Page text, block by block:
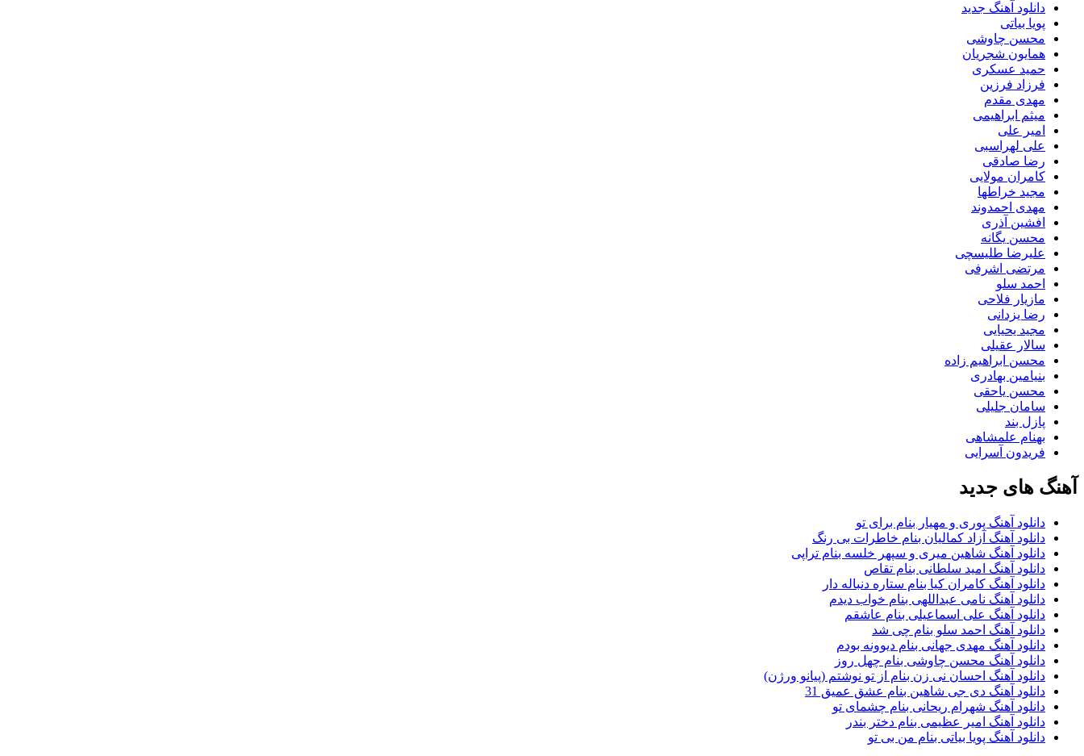
دانلود آهنگ جدید
پویا بیاتی
محسن چاوشی
همایون شجریان
حمید عسکری
فرزاد فرزین
مهدی مقدم
میثم ابراهیمی
امیر علی
علی لهراسبی
رضا صادقی
کامران مولایی
مجید خراطها
مهدی احمدوند
افشین آذری
محسن یگانه
علیرضا طلیسچی
مرتضی اشرفی
احمد سلو
مازیار فلاحی
رضا یزدانی
مجید یحیایی
سالار عقیلی
محسن ابراهیم زاده
بنیامین بهادری
محسن یاحقی
سامان جلیلی
پازل بند
بهنام علمشاهی
فریدون آسرایی
آهنگ های جدید
دانلود آهنگ پوری و مهیار بنام برای تو
دانلود آهنگ آزاد کمالیان بنام خاطرات بی رنگ
دانلود آهنگ شاهین میری و سپهر خلسه بنام تراپی
دانلود آهنگ امید سلطانی بنام تقاص
دانلود آهنگ کامران کیا بنام ستاره دنباله دار
دانلود آهنگ نامی عبداللهی بنام خواب دیدم
دانلود آهنگ علی اسماعیلی بنام عاشقم
دانلود آهنگ احمد سلو بنام چی شد
دانلود آهنگ مهدی جهانی بنام دیوونه بودم
دانلود آهنگ محسن چاوشی بنام چهل روز
دانلود آهنگ احسان نی زن بنام از تو نوشتم (پیانو ورژن)
دانلود آهنگ دی جی شاهین بنام عشق عمیق 31
دانلود آهنگ شهرام ریحانی بنام چشمای تو
دانلود آهنگ امیر عظیمی بنام دختر بندر
دانلود آهنگ پویا بیاتی بنام من بی تو